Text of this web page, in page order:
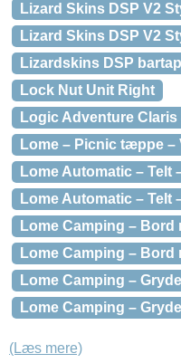
Lizard Skins DSP V2
Lizard Skins DSP V2
Lizardskins DSP
Lock Nut Unit Right
Logic Adventure Claris
Lome – Picnic tæppe –
Lome Automatic – Telt
Lome Automatic – Telt
Lome Camping – Bord
Lome Camping – Bord
Lome Camping –
Lome Camping –
(Læs mere)